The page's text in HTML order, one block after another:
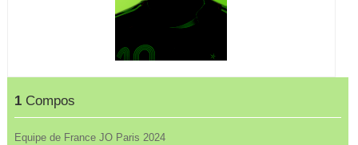
1 Compos
Equipe de France JO Paris 2024